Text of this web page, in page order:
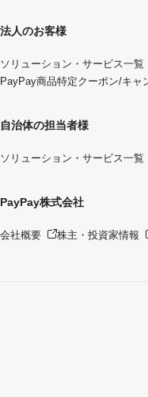
法人のお客様
ソリューション・サービス一覧
PayPay商品特定クーポン/キャ
自治体の担当者様
ソリューション・サービス一覧
PayPay株式会社
会社概要 株主・投資家情報